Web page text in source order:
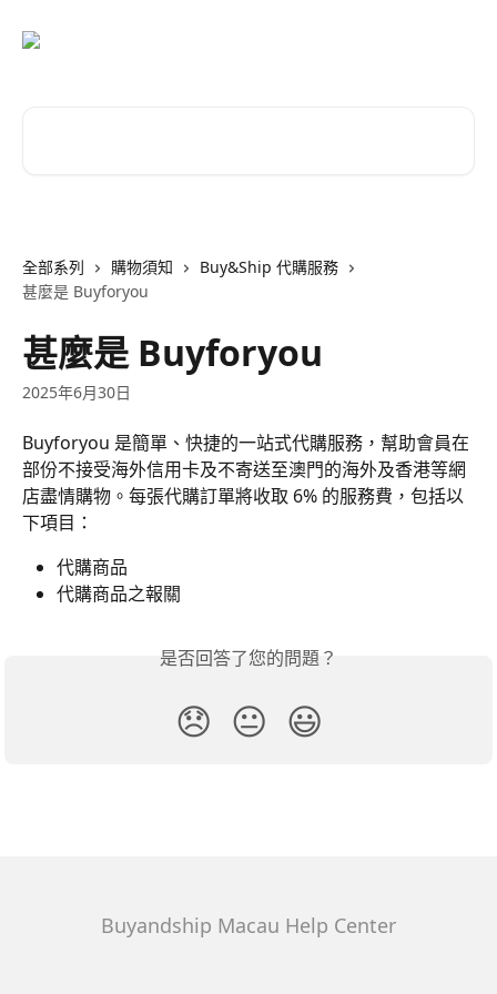
全部系列 購物須知
Buy&Ship 代購服務
甚麼是 Buyforyou
甚麼是 Buyforyou
2025年6月30日
Buyforyou 是簡單、快捷的一站式代購服務，幫助會員在
部份不接受海外信用卡及不寄送至澳門的海外及香港等網
店盡情購物。每張代購訂單將收取 6% 的服務費，包括以
下項目：
代購商品
代購商品之報關
是否回答了您的問題？
😞 😐 😃
Buyandship Macau Help Center